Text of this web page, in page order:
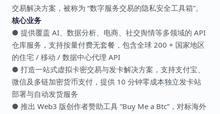
交易解决方案，被称为 “数字服务交易的隐私安全工具箱”。
核心业务
● 提供覆盖 AI、数据分析、电商、社交舆情等多领域的 API
仓库服务，支持按量付费无套餐，包含全球 200 + 国家地区
的住宅 / 移动 / 数据中心代理 API
● 打造一站式虚拟卡密交易与发卡解决方案，支持支付宝、
微信及多链加密货币支付，提供 10 分钟零成本独立发卡站
部署与自动发货服务
● 推出 Web3 版创作者赞助工具 “Buy Me a Btc”，对标海外